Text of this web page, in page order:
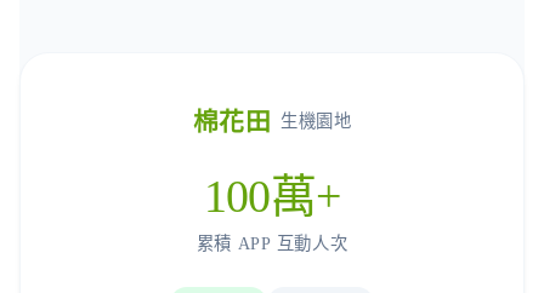
棉花田 生機園地
100萬+
累積 APP 互動人次